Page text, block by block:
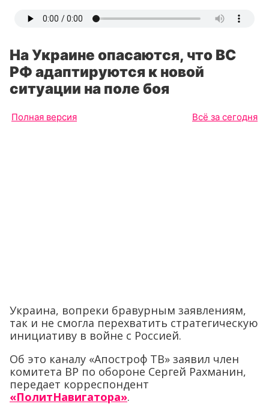
На Украине опасаются, что ВС
РФ адаптируются к новой
ситуации на поле боя
Полная версия Всё за сегодня
Украина, вопреки бравурным заявлениям,
так и не смогла перехватить стратегическую
инициативу в войне с Россией.
Об это каналу «Апостроф ТВ» заявил член
комитета ВР по обороне Сергей Рахманин,
передает корреспондент
«ПолитНавигатора».